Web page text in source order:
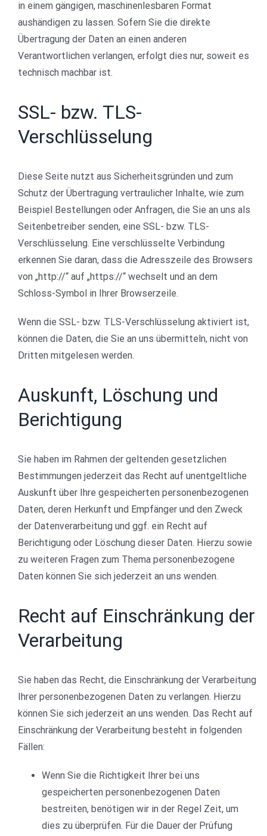
in einem gängigen, maschinenlesbaren Format
aushändigen zu lassen. Sofern Sie die direkte
Übertragung der Daten an einen anderen
Verantwortlichen verlangen, erfolgt dies nur, soweit es
technisch machbar ist.
SSL- bzw. TLS-
Verschlüsselung
Diese Seite nutzt aus Sicherheitsgründen und zum
Schutz der Übertragung vertraulicher Inhalte, wie zum
Beispiel Bestellungen oder Anfragen, die Sie an uns als
Seitenbetreiber senden, eine SSL- bzw. TLS-
Verschlüsselung. Eine verschlüsselte Verbindung
erkennen Sie daran, dass die Adresszeile des Browsers
von „http://“ auf „https://“ wechselt und an dem
Schloss-Symbol in Ihrer Browserzeile.
Wenn die SSL- bzw. TLS-Verschlüsselung aktiviert ist,
können die Daten, die Sie an uns übermitteln, nicht von
Dritten mitgelesen werden.
Auskunft, Löschung und
Berichtigung
Sie haben im Rahmen der geltenden gesetzlichen
Bestimmungen jederzeit das Recht auf unentgeltliche
Auskunft über Ihre gespeicherten personenbezogenen
Daten, deren Herkunft und Empfänger und den Zweck
der Datenverarbeitung und ggf. ein Recht auf
Berichtigung oder Löschung dieser Daten. Hierzu sowie
zu weiteren Fragen zum Thema personenbezogene
Daten können Sie sich jederzeit an uns wenden.
Recht auf Einschränkung der
Verarbeitung
Sie haben das Recht, die Einschränkung der Verarbeitung
Ihrer personenbezogenen Daten zu verlangen. Hierzu
können Sie sich jederzeit an uns wenden. Das Recht auf
Einschränkung der Verarbeitung besteht in folgenden
Fällen:
Wenn Sie die Richtigkeit Ihrer bei uns
gespeicherten personenbezogenen Daten
bestreiten, benötigen wir in der Regel Zeit, um
dies zu überprüfen. Für die Dauer der Prüfung